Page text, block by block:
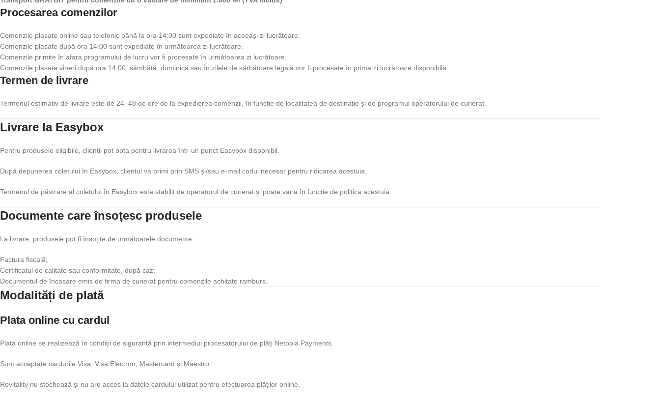
Procesarea comenzilor
Comenzile plasate online sau telefonic până la ora 14:00 sunt expediate în aceeași zi lucrătoare.
Comenzile plasate după ora 14:00 sunt expediate în următoarea zi lucrătoare.
Comenzile primite în afara programului de lucru vor fi procesate în următoarea zi lucrătoare.
Comenzile plasate vineri după ora 14:00, sâmbătă, duminică sau în zilele de sărbătoare legală vor fi procesate în prima zi lucrătoare disponibilă.
Termen de livrare
Termenul estimativ de livrare este de 24–48 de ore de la expedierea comenzii, în funcție de localitatea de destinație și de programul operatorului de curierat.
Livrare la Easybox
Pentru produsele eligibile, clienții pot opta pentru livrarea într-un punct Easybox disponibil.
După depunerea coletului în Easybox, clientul va primi prin SMS și/sau e-mail codul necesar pentru ridicarea acestuia.
Termenul de păstrare al coletului în Easybox este stabilit de operatorul de curierat și poate varia în funcție de politica acestuia.
Documente care însoțesc produsele
La livrare, produsele pot fi însoțite de următoarele documente:
Factura fiscală;
Certificatul de calitate sau conformitate, după caz;
Documentul de încasare emis de firma de curierat pentru comenzile achitate ramburs.
Modalități de plată
Plata online cu cardul
Plata online se realizează în condiții de siguranță prin intermediul procesatorului de plăți Netopia Payments.
Sunt acceptate cardurile Visa, Visa Electron, Mastercard și Maestro.
Rovitality nu stochează și nu are acces la datele cardului utilizat pentru efectuarea plăților online.